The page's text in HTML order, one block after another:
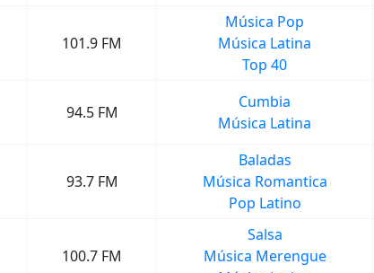
101.9 FM
Música Pop
Música Latina
Top 40
94.5 FM
Cumbia
Música Latina
93.7 FM
Baladas
Música Romantica
Pop Latino
100.7 FM
Salsa
Música Merengue